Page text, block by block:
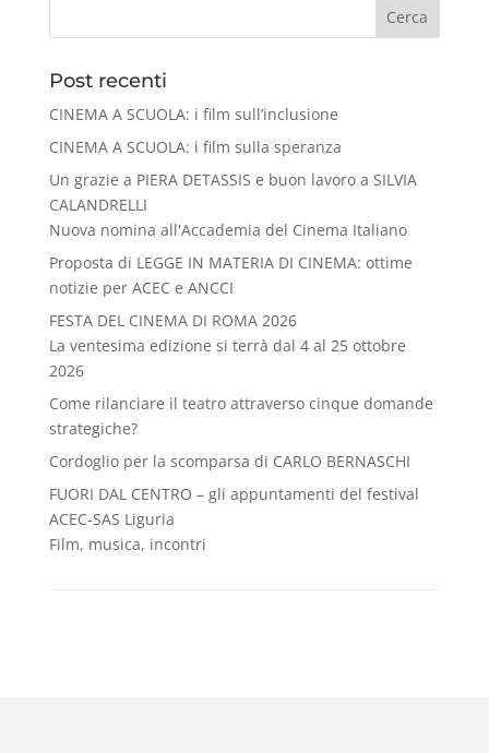
Cerca
Post recenti
CINEMA A SCUOLA: i film sull’inclusione
CINEMA A SCUOLA: i film sulla speranza
Un grazie a PIERA DETASSIS e buon lavoro a SILVIA
CALANDRELLI
Nuova nomina all'Accademia del Cinema Italiano
Proposta di LEGGE IN MATERIA DI CINEMA: ottime
notizie per ACEC e ANCCI
FESTA DEL CINEMA DI ROMA 2026
La ventesima edizione si terrà dal 4 al 25 ottobre
2026
Come rilanciare il teatro attraverso cinque domande
strategiche?
Cordoglio per la scomparsa di CARLO BERNASCHI
FUORI DAL CENTRO – gli appuntamenti del festival
ACEC-SAS Liguria
Film, musica, incontri